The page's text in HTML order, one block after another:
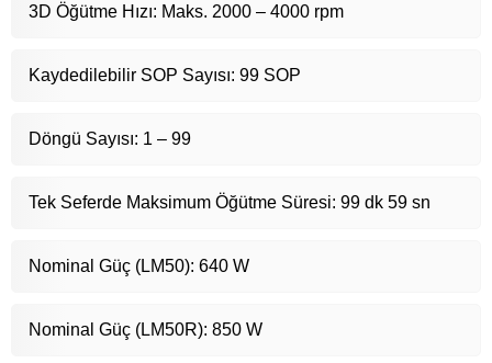
3D Öğütme Hızı: Maks. 2000 – 4000 rpm
Kaydedilebilir SOP Sayısı: 99 SOP
Döngü Sayısı: 1 – 99
Tek Seferde Maksimum Öğütme Süresi: 99 dk 59 sn
Nominal Güç (LM50): 640 W
Nominal Güç (LM50R): 850 W